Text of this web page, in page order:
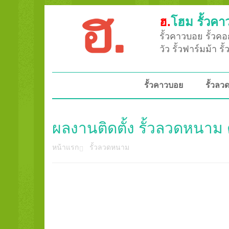
ฮ.โฮม รั้วคา
รั้วคาวบอย รั้วค
วัว รั้วฟาร์มม้า รั้
รั้วคาวบอย รั้วลว
ผลงานติดตั้ง รั้วลวดหนาม
หน้าแรก รั้วลวดหนาม